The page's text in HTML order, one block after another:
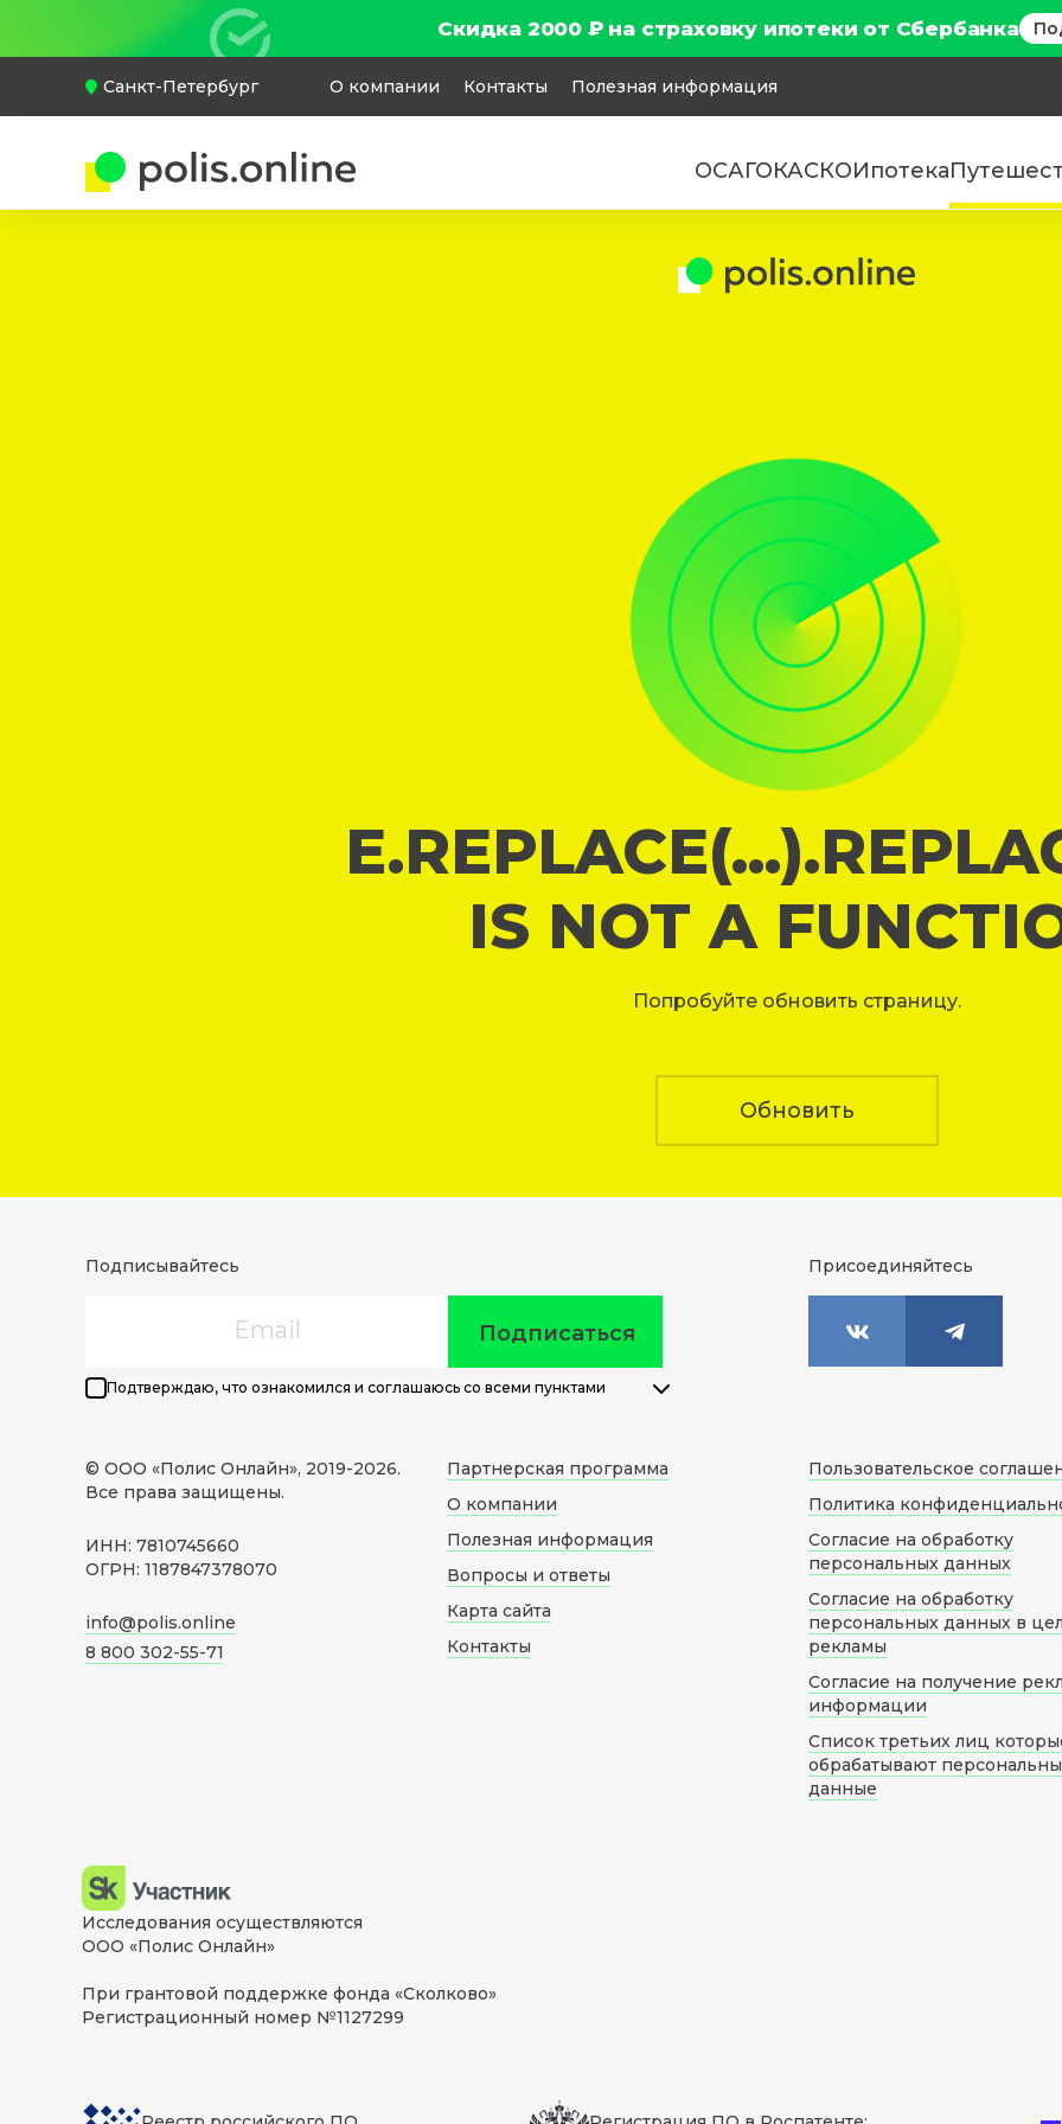
Скидка 2000 ₽ на страховку ипотеки от Сбербанка
Санкт-Петербург О компании Контакты Полезная информация
ОСАГОКАСКОИпотека
IS NOT A
Попробуйте обновить страницу.
Обновить
Подписывайтесь
Подписаться
Подтверждаю, что ознакомился и соглашаюсь со всеми пунктами
Присоединяйтесь
© ООО «Полис Онлайн», 2019-2026.
Все права защищены.
ИНН: 7810745660
ОГРН: 1187847378070
info@polis.online
8 800 302-55-71
Партнерская программа
О компании
Полезная информация
Вопросы и ответы
Карта сайта
Контакты
Пользовательское
Политика
Согласие на обработку
персональных данных
Согласие на обработку
персональных данных в
рекламы
Согласие на получение
информации
Список третьих лиц
обрабатывают
данные
Исследования осуществляются
ООО «Полис Онлайн»
При грантовой поддержке фонда «Сколково»
Регистрационный номер №1127299